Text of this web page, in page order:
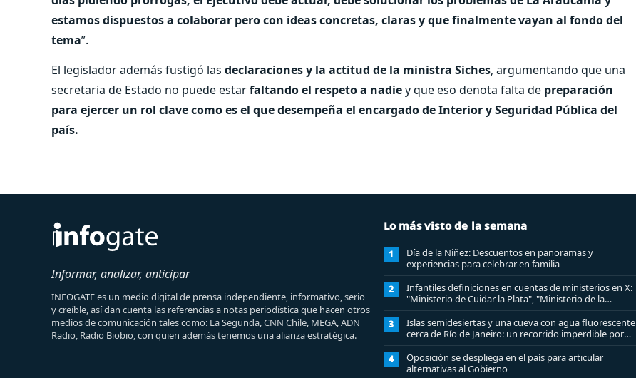
estamos dispuestos a colaborar pero con ideas concretas, claras y que finalmente vayan al fondo del
tema”.
El legislador además fustigó las declaraciones y la actitud de la ministra Siches, argumentando que una
secretaria de Estado no puede estarfaltando el respeto a nadiey que eso denota falta de preparación
para ejercer un rol clave como es el que desempeña el encargado de Interior y Seguridad Pública del
país.
Informar, analizar, anticipar
INFOGATE es un medio digital de prensa independiente, informativo, serio
y creíble, así dan cuenta las referencias a notas periodística que hacen otros
medios de comunicación tales como: La Segunda, CNN Chile, MEGA, ADN
Radio, Radio Biobio, con quien además tenemos una alianza estratégica.
Lo más visto de la semana
1
Día de la Niñez: Descuentos en panoramas y
experiencias para celebrar en familia
2
Infantiles definiciones en cuentas de ministerios en X:
"Ministerio de Cuidar la Plata", "Ministerio de la
amistad..."
3
Islas semidesiertas y una cueva con agua fluorescente
cerca de Río de Janeiro: un recorrido imperdible por
Angra dos Reis
4
Oposición se despliega en el país para articular
alternativas al Gobierno